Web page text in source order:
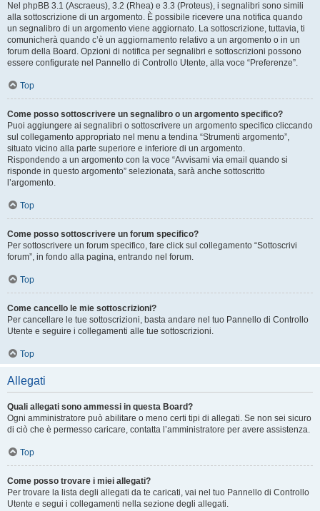
Nel phpBB 3.1 (Ascraeus), 3.2 (Rhea) e 3.3 (Proteus), i segnalibri sono simili
alla sottoscrizione di un argomento. È possibile ricevere una notifica quando
un segnalibro di un argomento viene aggiornato. La sottoscrizione, tuttavia, ti
comunicherà quando c’è un aggiornamento relativo a un argomento o in un
forum della Board. Opzioni di notifica per segnalibri e sottoscrizioni possono
essere configurate nel Pannello di Controllo Utente, alla voce “Preferenze”.
Top
Come posso sottoscrivere un segnalibro o un argomento specifico?
Puoi aggiungere ai segnalibri o sottoscrivere un argomento specifico cliccando
sul collegamento appropriato nel menu a tendina “Strumenti argomento”,
situato vicino alla parte superiore e inferiore di un argomento.
Rispondendo a un argomento con la voce “Avvisami via email quando si
risponde in questo argomento” selezionata, sarà anche sottoscritto
l’argomento.
Top
Come posso sottoscrivere un forum specifico?
Per sottoscrivere un forum specifico, fare click sul collegamento “Sottoscrivi
forum”, in fondo alla pagina, entrando nel forum.
Top
Come cancello le mie sottoscrizioni?
Per cancellare le tue sottoscrizioni, basta andare nel tuo Pannello di Controllo
Utente e seguire i collegamenti alle tue sottoscrizioni.
Top
Allegati
Quali allegati sono ammessi in questa Board?
Ogni amministratore può abilitare o meno certi tipi di allegati. Se non sei sicuro
di ciò che è permesso caricare, contatta l’amministratore per avere assistenza.
Top
Come posso trovare i miei allegati?
Per trovare la lista degli allegati da te caricati, vai nel tuo Pannello di Controllo
Utente e segui i collegamenti nella sezione degli allegati.